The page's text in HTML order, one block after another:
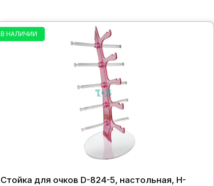
В НАЛИЧИИ
Стойка для очков D-824-5, настольная, H-